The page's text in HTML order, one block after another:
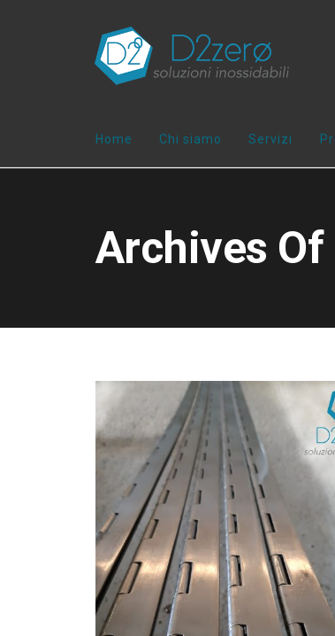
Home Chi siamo Servizi
Archives Of